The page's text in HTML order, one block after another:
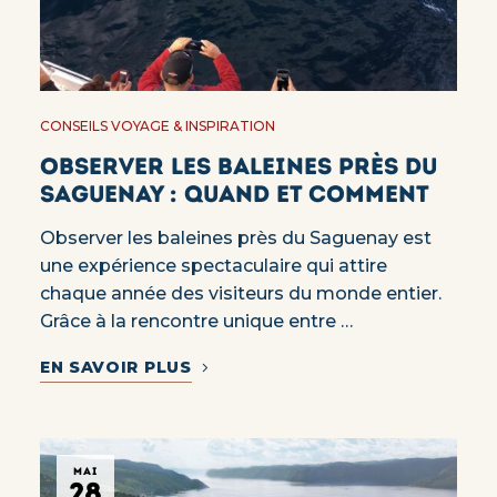
CONSEILS VOYAGE & INSPIRATION
Observer les baleines près du
Saguenay : quand et comment
Observer les baleines près du Saguenay est
une expérience spectaculaire qui attire
chaque année des visiteurs du monde entier.
Grâce à la rencontre unique entre …
EN SAVOIR PLUS
MAI